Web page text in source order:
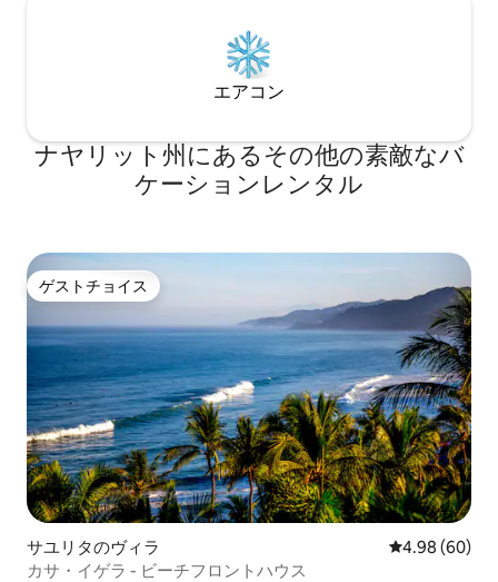
エアコン
ナヤリット州にあるその他の素敵なバ
ケーションレンタル
ゲストチョイス
ゲストチョイス
サユリタのヴィラ レビュー60件
4.98 (60)
カサ・イゲラ - ビーチフロントハウス